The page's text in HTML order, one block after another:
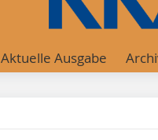
Aktuelle Ausgabe